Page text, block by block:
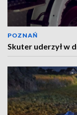
POZNAŃ
Skuter uderzył w